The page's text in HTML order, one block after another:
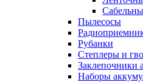
Пылесосы
Рубанки
Степлеры и
Заклепочники
Наборы